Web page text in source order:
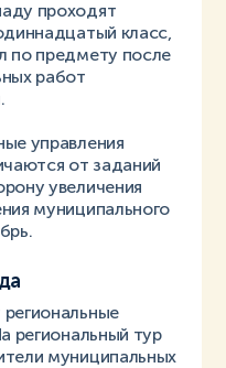
проходят
класс,
по предмету после
работ
управления
от заданий
увеличения
муниципального
региональный тур
муниципальных